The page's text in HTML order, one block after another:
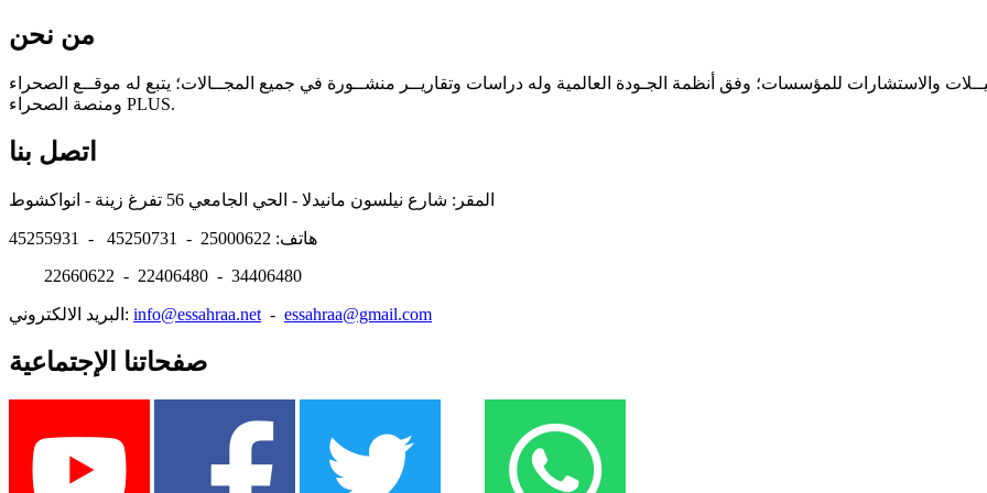
من نحن
والاستشارات للمؤسسات؛ وفق أنظمة الجـودة العالمية وله دراسات وتقاريــر منشــورة في جميع المجــالات؛ يتبع له موقــع الصحراء
ومنصة الصحراء PLUS.
اتصل بنا
هاتف: 25000622 - 45250731 - 45255931
22660622 - 22406480 - 34406480
البريد الالكتروني: info@essahraa.net - essahraa@gmail.com
صفحاتنا الإجتماعية